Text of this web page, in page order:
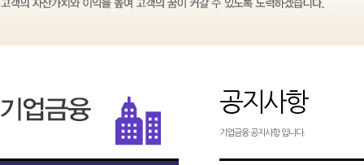
공지사항
기업금융 공지사항 입니다.